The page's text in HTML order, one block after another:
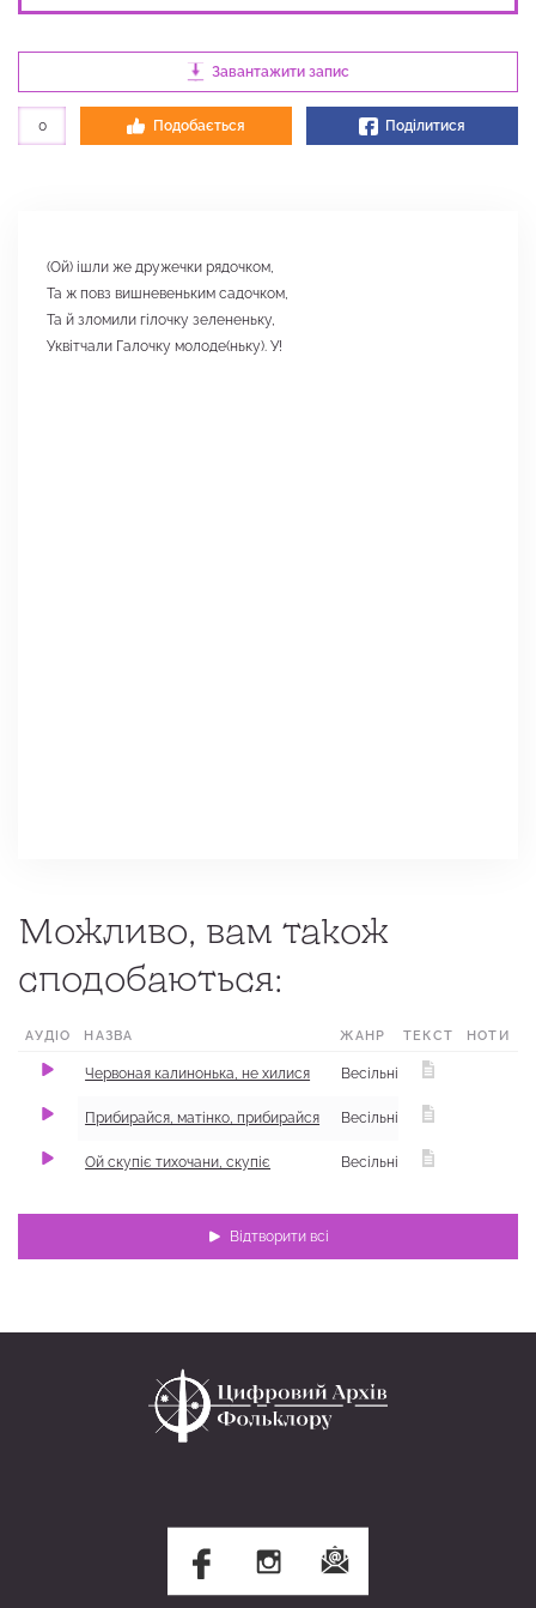
Завантажити запис
0 Подобається Поділитися
(Ой) ішли же дружечки рядочком,
Та ж повз вишневеньким садочком,
Та й зломили гілочку зелененьку,
Уквітчали Галочку молоде(ньку). У!
Можливо, вам також
сподобаються:
АУДІО НАЗВА ЖАНР МІСЦЕ
ТЕКСТ НОТИ
Червоная калинонька, не хилися Весільні
Прибирайся, матінко, прибирайся Весільні
Ой скупіє тихочани, скупіє Весільні
Відтворити всі